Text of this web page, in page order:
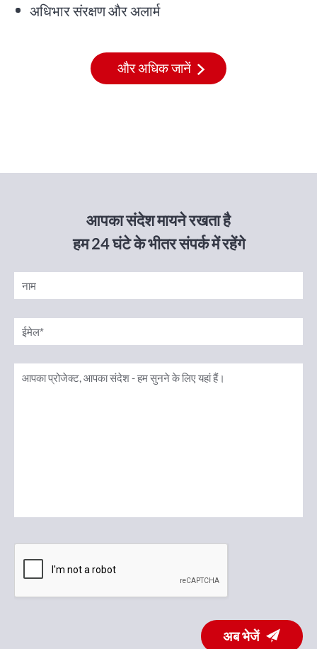
अधिभार संरक्षण और अलार्म
और अधिक जानें
आपका संदेश मायने रखता है
हम 24 घंटे के भीतर संपर्क में रहेंगे
अब भेजें